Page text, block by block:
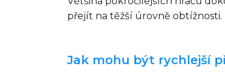
přejít na těžší úrovně obtížnosti.
Jak mohu být rychlejší